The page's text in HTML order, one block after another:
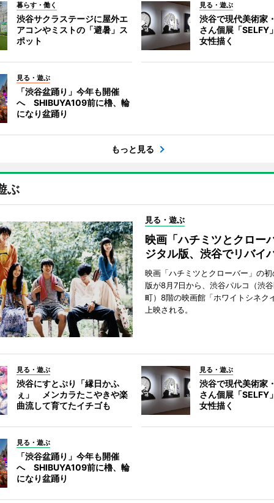
暮らす・働く
渋谷サクラステージに屋外エ
アコンやミストの「避暑」ス
ポット
見る・遊ぶ
渋谷で現代美術家
さん個展「
女性描く
見る・遊ぶ
「渋谷盆踊り」今年も開催
へ SHIBUYA109前に櫓、輪
になり盆踊り
もっと見る
ぶ
見る・遊ぶ
映画「ハチミツとクロー
ジタル版、渋谷でリバイ
映画「ハチミツとクローバー」の
版が8月7日から、渋谷パルコ（渋
町）8階の映画館「ホワイトシネク
上映される。
見る・遊ぶ
渋谷にすとぷり「縁日かふ
ぇ」 メンカラたこやきや楽
曲流して育てたイチゴも
見る・遊ぶ
渋谷で現代美術家
さん個展「
女性描く
見る・遊ぶ
「渋谷盆踊り」今年も開催
へ SHIBUYA109前に櫓、輪
になり盆踊り